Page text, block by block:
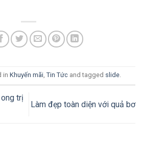
918,000 VND
in Khuyến mãi, Tin Tứcand tagged slide.
trị
Làm đẹp toàn diện với quả bơ